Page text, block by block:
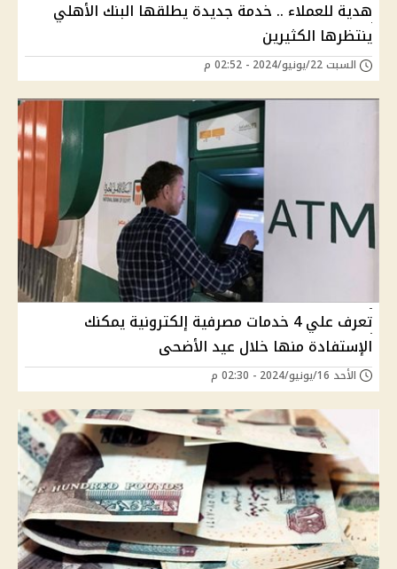
هدية للعملاء .. خدمة جديدة يطلقها البنك الأهلي
ينتظرها الكثيرين
السبت 22/يونيو/2024 - 02:52 م
تعرف علي 4 خدمات مصرفية إلكترونية يمكنك
الإستفادة منها خلال عيد الأضحى
الأحد 16/يونيو/2024 - 02:30 م